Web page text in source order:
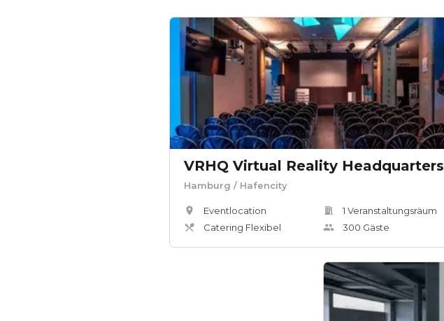
VRHQ Virtual Reality Headquarters
Hamburg / Hafencity
Eventlocation
Catering Flexibel
1 Veranstaltungsräum
300 Gäste